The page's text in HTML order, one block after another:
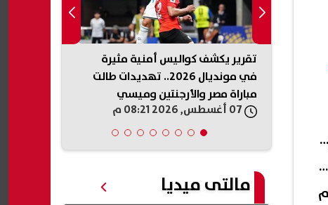
سبورت 6 يوم
تقرير يكشف كواليس أمنية مثيرة
في مونديال 2026.. تهديدات طالت
مباراة مصر والأرجنتين وميسي
مالتى ميديا